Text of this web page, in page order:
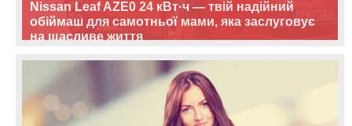
Nissan Leaf AZE0 24 кВт·ч — твій надійний
обіймаш для самотньої мами, яка заслуговує
на щасливе життя